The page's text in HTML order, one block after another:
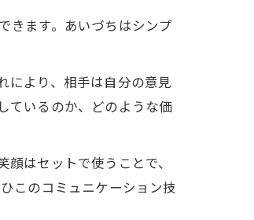
きます。あいづちはシンプ
により、相手は自分の意見
ているのか、どのような価
はセットで使うことで、
このコミュニケーション技